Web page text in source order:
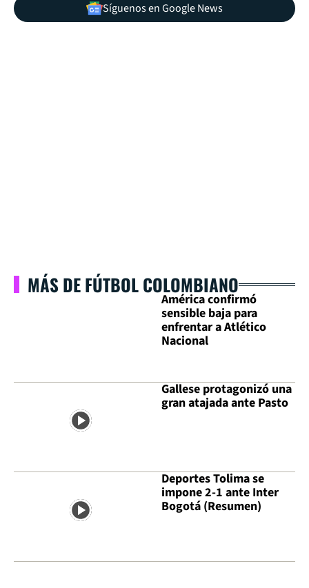
Síguenos en Google News
MÁS DE FÚTBOL COLOMBIANO
América confirmó
sensible baja para
enfrentar a Atlético
Nacional
Gallese protagonizó una
gran atajada ante Pasto
Deportes Tolima se
impone 2-1 ante Inter
Bogotá (Resumen)